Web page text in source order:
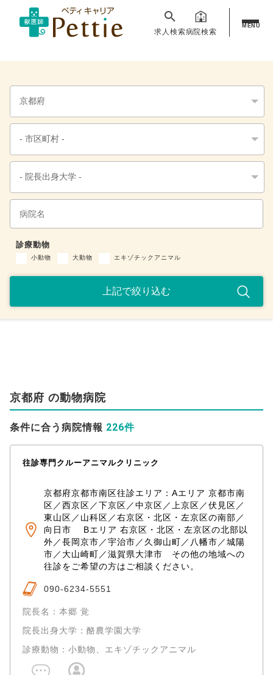
求人検索病院検索
MENU
診療動物
小動物 大動物 エキゾチックアニマル
京都府 の動物病院
条件に合う病院情報 226件
往診専門クルーアニマルクリニック
京都府京都市南区往診エリア：Aエリア 京都市南
区／西京区／下京区／中京区／上京区／伏見区／
東山区／山科区／右京区・北区・左京区の南部／
向日市 Bエリア 右京区・北区・左京区の北部以
外／長岡京市／宇治市／久御山町／八幡市／城陽
市／大山崎町／滋賀県大津市 その他の地域への
往診をご希望の方はご相談ください。
090-6234-5551
院長名：本郷 覚
院長出身大学：酪農学園大学
診療動物：小動物、エキゾチックアニマル